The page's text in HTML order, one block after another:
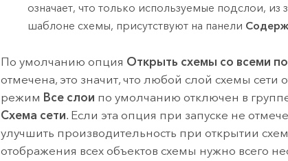
означает, что только используемые подслои,
шаблоне схемы, присутствуют на панели
По умолчанию опция Открыть схемы со всеми
отмечена, это значит, что любой слой схемы сети
режим Все слои по умолчанию отключен в
Схема сети. Если эта опция при запуске не
улучшить производительность при открытии
отображения всех объектов схемы нужно всего